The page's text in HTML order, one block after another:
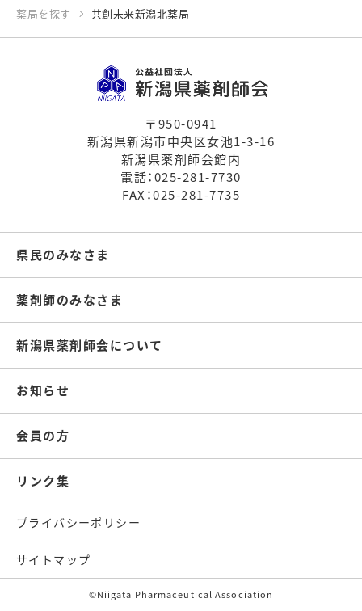
薬局を探す
共創未来新潟北薬局
〒950-0941
新潟県新潟市中央区女池1-3-16
新潟県薬剤師会館内
電話：025-281-7730
FAX：025-281-7735
県民のみなさま
薬剤師のみなさま
新潟県薬剤師会について
お知らせ
会員の方
リンク集
プライバシーポリシー
サイトマップ
©Niigata Pharmaceutical Association